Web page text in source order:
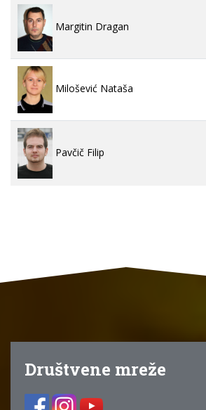
Margitin Dragan
Milošević Nataša
Pavčič Filip
Društvene mreže